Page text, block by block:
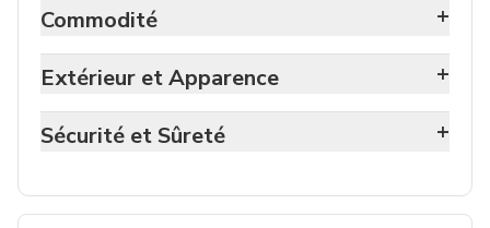
Commodité +
Extérieur et Apparence +
Sécurité et Sûreté +